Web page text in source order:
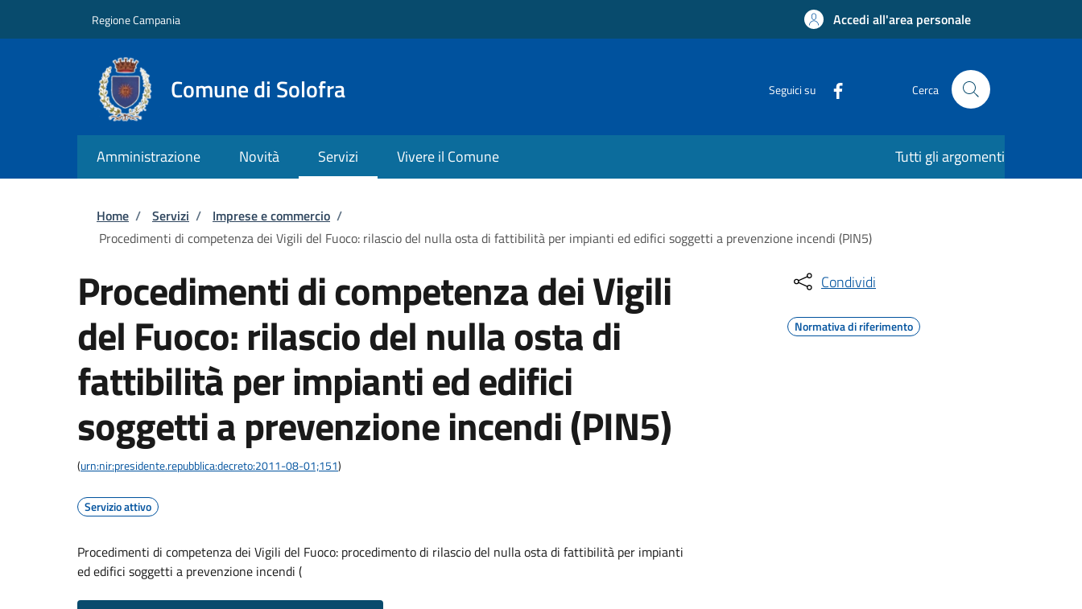
Regione Campania Accedi all'area personale
Comune di Solofra Seguici su Cerca
Amministrazione Novità Servizi Vivere il Comune Tutti gli argomenti
Briciole di pane
Home / Servizi / Imprese e commercio /
Procedimenti di competenza dei Vigili del Fuoco: rilascio del nulla osta di fattibilità per impianti ed edifici soggetti a prevenzione incendi (PIN5)
Procedimenti di competenza dei Vigili
del Fuoco: rilascio del nulla osta di
fattibilità per impianti ed edifici
soggetti a prevenzione incendi (PIN5)
(urn:nir:presidente.repubblica:decreto:2011-08-01;151)
Servizio attivo
Procedimenti di competenza dei Vigili del Fuoco: procedimento di rilascio del nulla osta di fattibilità per impianti
ed edifici soggetti a prevenzione incendi (
Condividi
Normativa di riferimento